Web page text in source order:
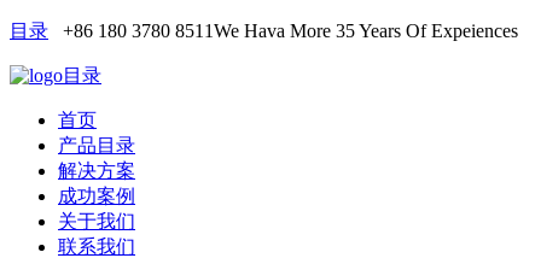
目录 +86 180 3780 8511We Hava More 35 Years Of Expeiences
目录
首页
产品目录
解决方案
成功案例
关于我们
联系我们